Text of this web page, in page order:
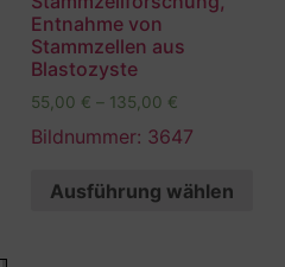
Entnahme von
Stammzellen aus
Blastozyste
55,00 € – 135,00 €
Bildnummer: 3647
Ausführung wählen